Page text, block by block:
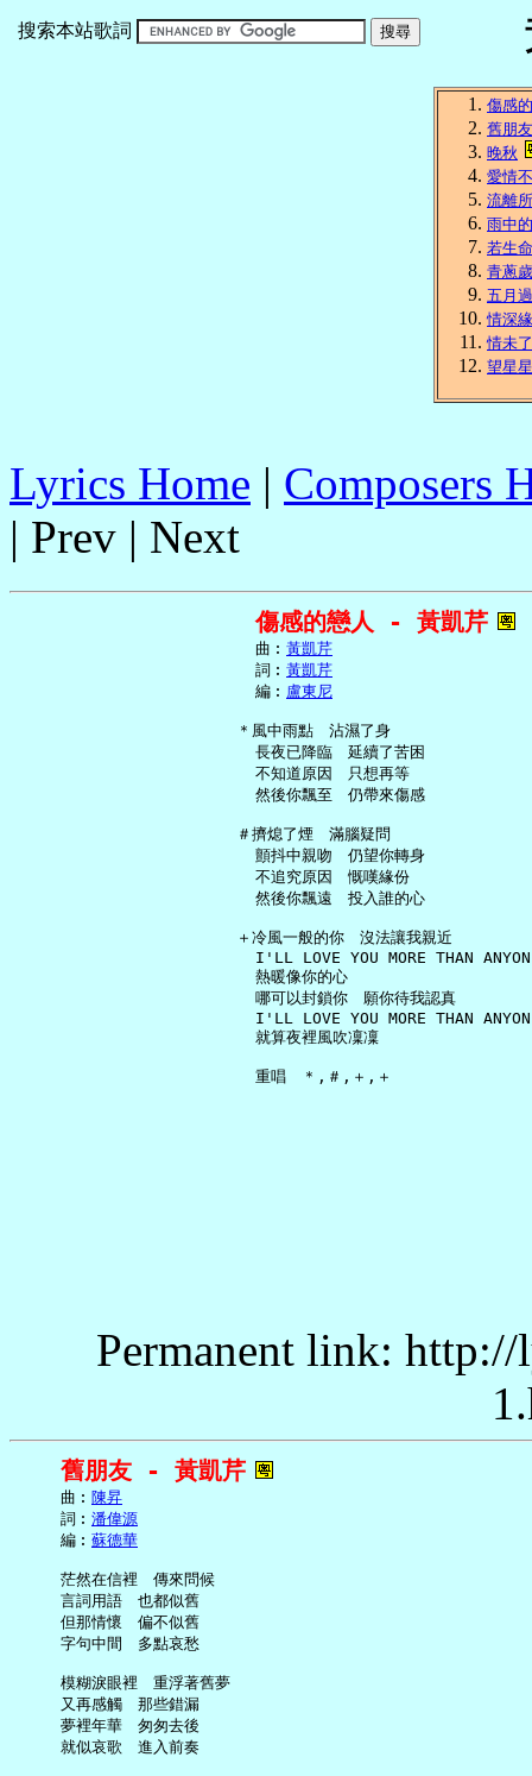
搜索本站歌詞
傷感
舊朋友
晚秋
愛情
流離
雨中
若生
青蔥
五月
情深
情未了
望星星
Lyrics Home | Composers
| Prev | Next
傷感的戀人 - 黃凱芹
     曲︰
黃凱芹
     詞︰
黃凱芹
     編︰
盧東尼
   ＊風中雨點　沾濕了身
     長夜已降臨　延續了苦困
     不知道原因　只想再等
     然後你飄至　仍帶來傷感
   ＃擠熄了煙　滿腦疑問
     顫抖中親吻　仍望你轉身
     不追究原因　慨嘆緣份
     然後你飄遠　投入誰的心
   ＋冷風一般的你　沒法讓我親近
I'LL LOVE YOU MORE THAN
     熱暖像你的心
     哪可以封鎖你　願你待我認真
I'LL LOVE YOU MORE THAN
     就算夜裡風吹凜凜
Permanent link:
舊朋友 - 黃凱芹
     曲︰
陳昇
     詞︰
潘偉源
     編︰
蘇德華
     茫然在信裡　傳來問候
     言詞用語　也都似舊
     但那情懷　偏不似舊
     字句中間　多點哀愁
     模糊淚眼裡　重浮著舊夢
     又再感觸　那些錯漏
     夢裡年華　匆匆去後
     就似哀歌　進入前奏